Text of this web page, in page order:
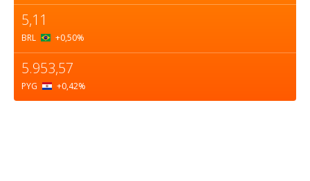
5,11
BRL +0,50%
5.953,57
PYG +0,42%